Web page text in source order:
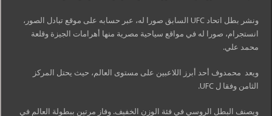
ونشر بطل اتحاد UFC السابق صورا له، عبر حسابه على موقع تبادل الصور،
انستجرام، صورا له في مواقع سياحية مصرية منها أهرامات الجيزة وقلعة
محمد علي.
ويعد محمدوف أحد أبرز اللاعبين على مستوى العالم، حيث يحتل المركز
الثامن وفقا ل UFC.
ويصنف البطل الروسي في فئة الوزن الخفيف. وفاز مرتين ببطولة العالم في